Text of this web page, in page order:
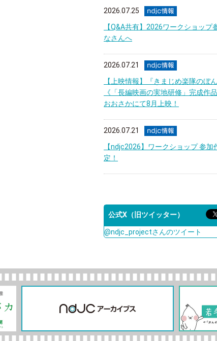
2026.07.25
【Q&A共有】2026ワークショップ
なさんへ
2026.07.21
【上映情報】『きまじめ楽隊のぼ
《「長編映画の実地研修」完成作
おおさかにて8月上映！
2026.07.21
【ndjc2026】ワークショップ 参加
定！
公式X（旧ツイッター）
@ndjc_projectさんのツイート